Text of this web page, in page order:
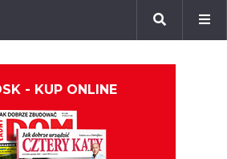
- KUP ONLINE